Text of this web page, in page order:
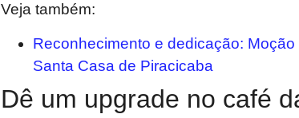
Veja também:
Reconhecimento e dedicação:
Santa Casa de Piracicaba
Dê um upgrade no café